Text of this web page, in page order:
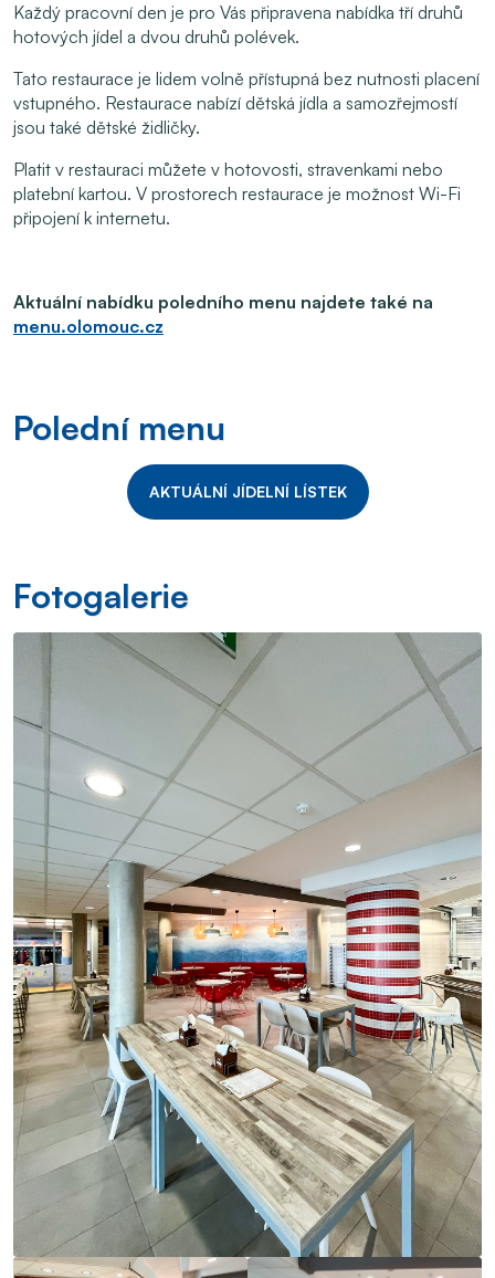
Každý pracovní den je pro Vás připravena nabídka tří druhů
hotových jídel a dvou druhů polévek.
Tato restaurace je lidem volně přístupná bez nutnosti placení
vstupného. Restaurace nabízí dětská jídla a samozřejmostí
jsou také dětské židličky.
Platit v restauraci můžete v hotovosti, stravenkami nebo
platební kartou. V prostorech restaurace je možnost Wi-Fi
připojení k internetu.
Aktuální nabídku poledního menu najdete také na
menu.olomouc.cz
Polední menu
AKTUÁLNÍ JÍDELNÍ LÍSTEK
Fotogalerie